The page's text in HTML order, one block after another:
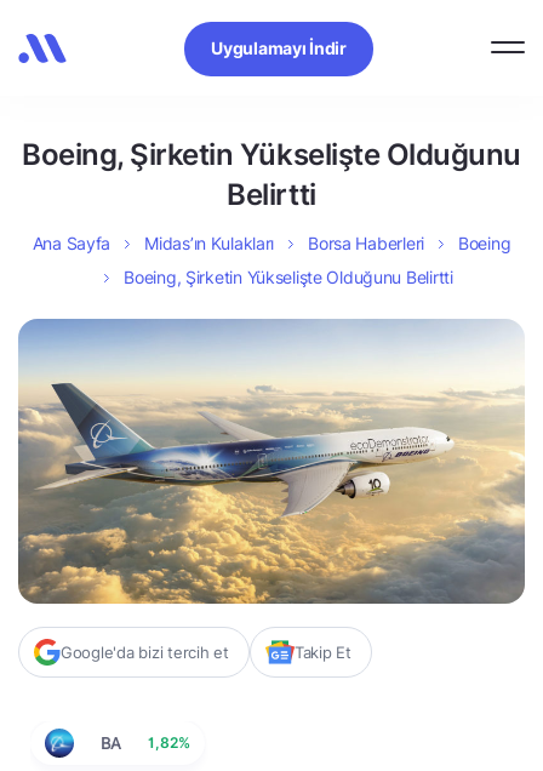
Uygulamayı İndir
Boeing, Şirketin Yükselişte Olduğunu
Belirtti
Ana Sayfa Midas’ın Kulakları Borsa Haberleri
Boeing
Boeing, Şirketin Yükselişte Olduğunu Belirtti
Google'da bizi tercih et Takip Et
BA 1,82%